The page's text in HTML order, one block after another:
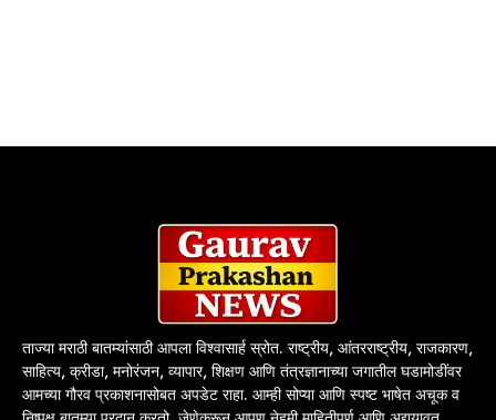
ताज्या मराठी बातम्यांसाठी आपला विश्वासार्ह स्रोत. राष्ट्रीय, आंतरराष्ट्रीय, राजकारण,
साहित्य, क्रीडा, मनोरंजन, व्यापार, शिक्षण आणि तंत्रज्ञानाच्या जगातील घडामोडींवर
आमच्या गौरव प्रकाशनासोबत अपडेट राहा. आम्ही सोप्या आणि स्पष्ट भाषेत अचूक व